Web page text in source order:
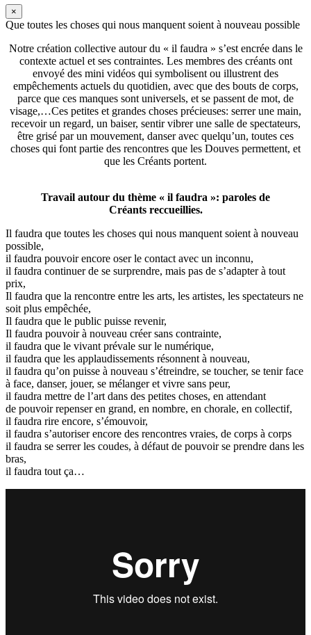
×
Que toutes les choses qui nous manquent soient à nouveau possible
Notre création collective autour du « il faudra » s’est encrée dans le
contexte actuel et ses contraintes. Les membres des créants ont
envoyé des mini vidéos qui symbolisent ou illustrent des
empêchements actuels du quotidien, avec que des bouts de corps,
parce que ces manques sont universels, et se passent de mot, de
visage,…Ces petites et grandes choses précieuses: serrer une main,
recevoir un regard, un baiser, sentir vibrer une salle de spectateurs,
être grisé par un mouvement, danser avec quelqu’un, toutes ces
choses qui font partie des rencontres que les Douves permettent, et
que les Créants portent.
Travail autour du thème « il faudra »: paroles de
Créants reccueillies.
Il faudra que toutes les choses qui nous manquent soient à nouveau
possible,
il faudra pouvoir encore oser le contact avec un inconnu,
il faudra continuer de se surprendre, mais pas de s’adapter à tout
prix,
Il faudra que la rencontre entre les arts, les artistes, les spectateurs ne
soit plus empêchée,
Il faudra que le public puisse revenir,
Il faudra pouvoir à nouveau créer sans contrainte,
il faudra que le vivant prévale sur le numérique,
il faudra que les applaudissements résonnent à nouveau,
il faudra qu’on puisse à nouveau s’étreindre, se toucher, se tenir face
à face, danser, jouer, se mélanger et vivre sans peur,
il faudra mettre de l’art dans des petites choses, en attendant
de pouvoir repenser en grand, en nombre, en chorale, en collectif,
il faudra rire encore, s’émouvoir,
il faudra s’autoriser encore des rencontres vraies, de corps à corps
il faudra se serrer les coudes, à défaut de pouvoir se prendre dans les
bras,
il faudra tout ça…